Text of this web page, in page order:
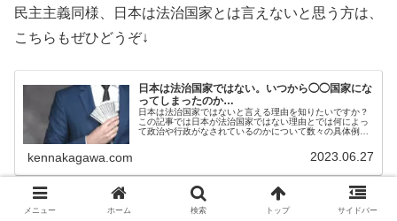
民主主義同様、日本は法治国家とは言えないと思う方は、
こちらもぜひどうぞ↓
日本は法治国家ではない。いつから◯◯国家にな
ってしまったのか…
日本は法治国家ではないと言える理由を知りたいですか？
この記事では日本が法治国家ではない理由とでは何によっ
て政治や行政がなされているのかについて数々の具体例を
kennakagawa.com 2023.06.27
メニュー ホーム 検索 トップ サイドバー